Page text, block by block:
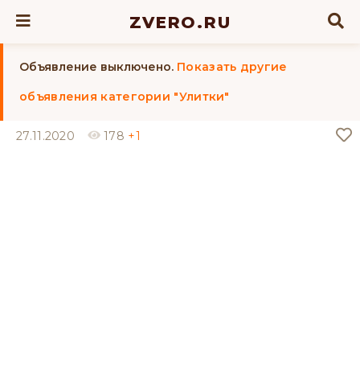
ZVERO.RU
Объявление выключено. Показать другие
объявления категории "Улитки"
27.11.2020 178 +1